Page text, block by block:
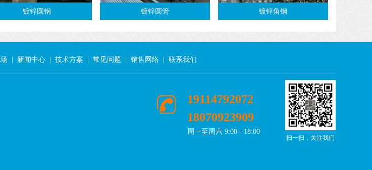
镀锌圆钢 镀锌圆管 镀锌角钢
新闻中心 技术方案 常见问题 销售网络 联系我们
扫一扫，关注我们
19114792072
18070923909
周一至周六 9:00 - 18:00